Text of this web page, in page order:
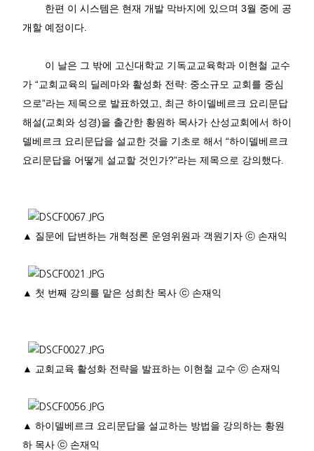
한편 이 시스템은 현재 개발 막바지에 있으며 3월 중에 공
개할 예정이다
이 날은 그 밖에 고신대학교 기독교교육학과 이현철 교수
가 “교회교육의 딜레마와 활성화 전략: 중소규모 교회를 중심
으로”라는 제목으로 발표하였고
최근 하이델베르크 요리문답
해설(교회와 성경)을 출간한 황원하 목사가 산성교회에서 하이
델베르크 요리문답을 설교한 것을 기초로 해서 “하이델베르크
요리문답을 어떻게 설교할 것인가?”라는 제목으로 강의했다
▲ 질문에 답변하는 개혁정론 운영위원과 객원기자 ⓒ 손재익
▲ 첫 번째 강의를 맡은 성희찬 목사 ⓒ 손재익
▲ 교회교육 활성화 전략을 발표하는 이현철 교수 ⓒ 손재익
▲ 하이델베르크 요리문답을 설교하는 방법을 강의하는 황원
하 목사 ⓒ 손재익